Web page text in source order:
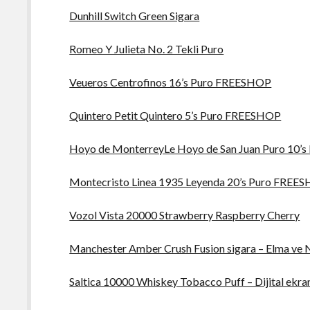
Dunhill Switch Green Sigara
Romeo Y Julieta No. 2 Tekli Puro
Veueros Centrofinos 16’s Puro FREESHOP
Quintero Petit Quintero 5’s Puro FREESHOP
Hoyo de MonterreyLe Hoyo de San Juan Puro 10’s
Montecristo Linea 1935 Leyenda 20’s Puro
Vozol Vista 20000 Strawberry Raspberry Cherry
Manchester Amber Crush Fusion sigara – Elma ve
Saltica 10000 Whiskey Tobacco Puff – Dijital